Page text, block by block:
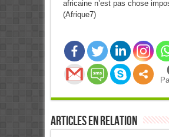
africaine n’est pas chose
(Afrique7)
Articles en relation